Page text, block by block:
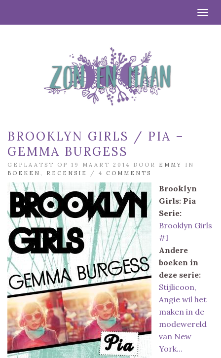
BROOKLYN GIRLS / PIA –
GEMMA BURGESS
GEPLAATST OP 19 MAART 2014 DOOR EMMY
IN
BOEKEN
RECENSIE / 4 COMMENTS
Brooklyn
Girls: Pia
Serie:
Brooklyn Girls
#1
Andere
boeken in
deze serie:
Stijlicoon,
Angie wil het
maken in de
modewereld
van New
York...